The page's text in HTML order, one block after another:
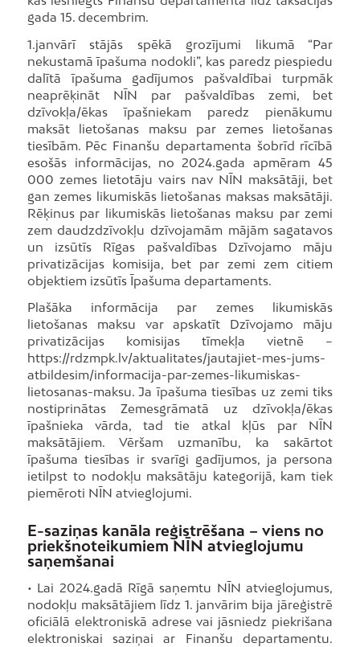
gada 15. decembrim.
1.janvārī stājās spēkā grozījumi likumā “Par
nekustamā īpašuma nodokli”, kas paredz piespiedu
dalītā īpašuma gadījumos pašvaldībai turpmāk
neaprēķināt NĪN par pašvaldības zemi, bet
dzīvokļa/ēkas īpašniekam paredz pienākumu
maksāt lietošanas maksu par zemes lietošanas
tiesībām. Pēc Finanšu departamenta šobrīd rīcībā
esošās informācijas, no 2024.gada apmēram 45
000 zemes lietotāju vairs nav NĪN maksātāji, bet
gan zemes likumiskās lietošanas maksas maksātāji.
Rēķinus par likumiskās lietošanas maksu par zemi
zem daudzdzīvokļu dzīvojamām mājām sagatavos
un izsūtīs Rīgas pašvaldības Dzīvojamo māju
privatizācijas komisija, bet par zemi zem citiem
objektiem izsūtīs Īpašuma departaments.
Plašāka informācija par zemes likumiskās
lietošanas maksu var apskatīt Dzīvojamo māju
privatizācijas komisijas tīmekļa vietnē –
https://rdzmpk.lv/aktualitates/jautajiet-mes-jums-
atbildesim/informacija-par-zemes-likumiskas-
lietosanas-maksu. Ja īpašuma tiesības uz zemi tiks
nostiprinātas Zemesgrāmatā uz dzīvokļa/ēkas
īpašnieka vārda, tad tie atkal kļūs par NĪN
maksātājiem. Vēršam uzmanību, ka sakārtot
īpašuma tiesības ir svarīgi gadījumos, ja persona
ietilpst to nodokļu maksātāju kategorijā, kam tiek
piemēroti NĪN atvieglojumi.
E-saziņas kanāla reģistrēšana – viens no
priekšnoteikumiem NĪN atvieglojumu
saņemšanai
• Lai 2024.gadā Rīgā saņemtu NĪN atvieglojumus,
nodokļu maksātājiem līdz 1. janvārim bija jāreģistrē
oficiālā elektroniskā adrese vai jāsniedz piekrišana
elektroniskai saziņai ar Finanšu departamentu.